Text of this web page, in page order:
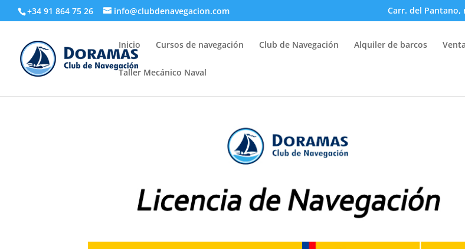
+34 91 864 75 26 info@clubdenavegacion.com Carr. del Pantano,
Inicio Cursos de navegación Club de Navegación Alquiler de barcos
Taller Mecánico Naval